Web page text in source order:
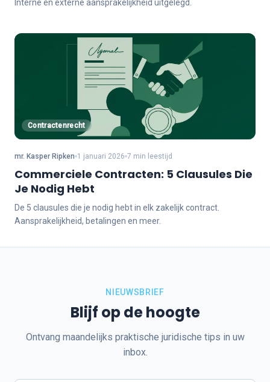
Interne en externe aansprakelijkheid uitgelegd.
Contractenrecht
mr. Kasper Ripken 1 januari 2026 7 min leestijd
Commerciele Contracten: 5 Clausules Die
Je Nodig Hebt
De 5 clausules die je nodig hebt in elk zakelijk contract.
Aansprakelijkheid, betalingen en meer.
NIEUWSBRIEF
Blijf op de hoogte
Ontvang maandelijks praktische juridische tips in uw
inbox.